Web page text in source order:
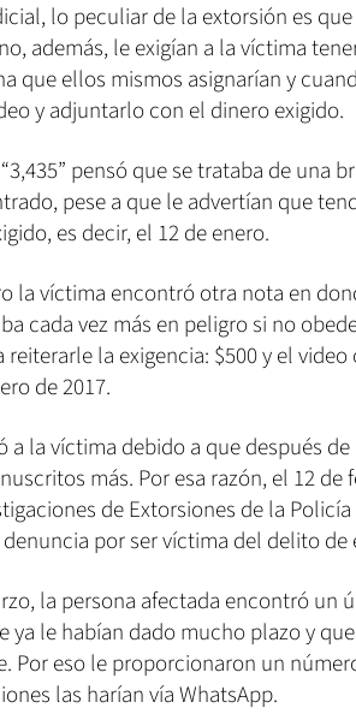
lo peculiar de la extorsión es
además, le exigían a la víctima
que ellos mismos asignarían y
y adjuntarlo con el dinero exigido.
pensó que se trataba de una
pese a que le advertían que
es decir, el 12 de enero.
la víctima encontró otra nota en
cada vez más en peligro si no
la exigencia: $500 y el
de 2017.
la víctima debido a que después de
más. Por esa razón, el 12 de
de Extorsiones de la
por ser víctima del delito de
la persona afectada encontró un
ya le habían dado mucho plazo y
Por eso le proporcionaron un
las harían vía WhatsApp.